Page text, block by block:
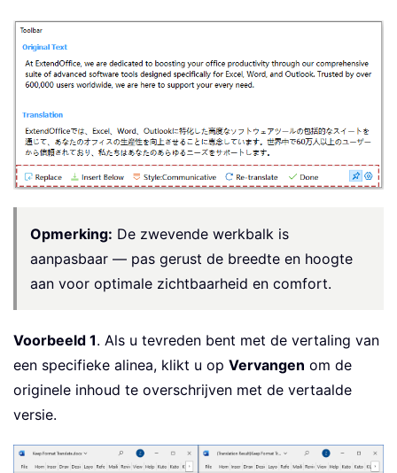
Opmerking: De zwevende werkbalk is
aanpasbaar — pas gerust de breedte en hoogte
aan voor optimale zichtbaarheid en comfort.
Voorbeeld 1. Als u tevreden bent met de vertaling van
een specifieke alinea, klikt u op Vervangen om de
originele inhoud te overschrijven met de vertaalde
versie.